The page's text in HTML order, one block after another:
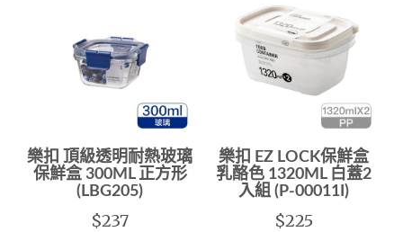
樂扣 頂級透明耐熱玻璃
保鮮盒 300ML 正方形
(LBG205)
$237
樂扣 EZ LOCK保鮮盒
乳酪色 1320ML 白蓋2
入組 (P-00011I)
$225